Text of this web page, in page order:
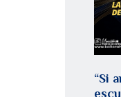
“Si